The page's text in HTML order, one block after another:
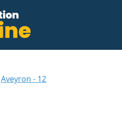
Aveyron - 12